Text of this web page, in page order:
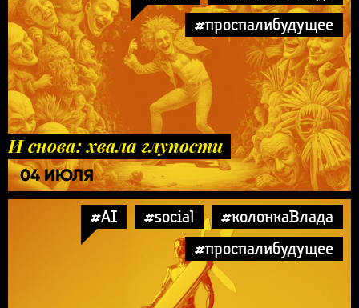
#проспалибудущее
И снова: хвала глупости
04 ИЮЛЯ
#AI #social
#колонкаВлада
#проспалибудущее